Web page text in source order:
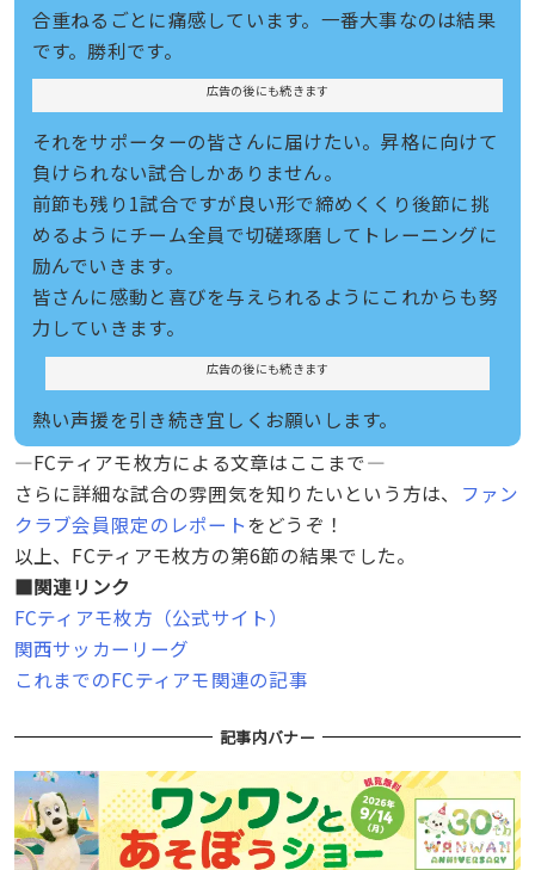
合重ねるごとに痛感しています。一番大事なのは結果
です。勝利です。
広告の後にも続きます
それをサポーターの皆さんに届けたい。昇格に向けて
負けられない試合しかありません。
前節も残り1試合ですが良い形で締めくくり後節に挑
めるようにチーム全員で切磋琢磨してトレーニングに
励んでいきます。
皆さんに感動と喜びを与えられるようにこれからも努
力していきます。
広告の後にも続きます
熱い声援を引き続き宜しくお願いします。
—FCティアモ枚方による文章はここまで—
さらに詳細な試合の雰囲気を知りたいという方は、
ファン
クラブ会員限定のレポート をどうぞ！
以上、FCティアモ枚方の第6節の結果でした。
■関連リンク
FCティアモ枚方（公式サイト）
関西サッカーリーグ
これまでのFCティアモ関連の記事
記事内バナー